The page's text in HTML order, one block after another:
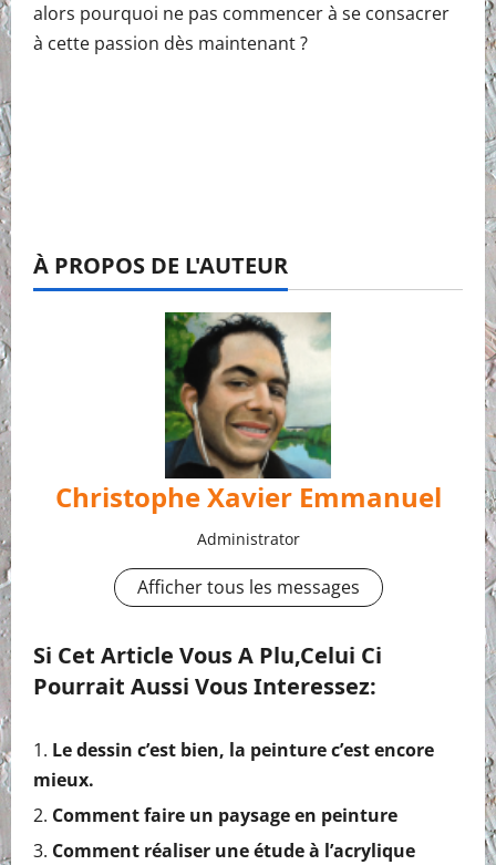
alors pourquoi ne pas commencer à se consacrer
à cette passion dès maintenant ?
À PROPOS DE L'AUTEUR
Christophe Xavier Emmanuel
Administrator
Afficher tous les messages
Si Cet Article Vous A Plu,celui Ci
Pourrait Aussi Vous Interessez:
Le dessin c’est bien, la peinture c’est encore
mieux.
Comment faire un paysage en peinture
Comment réaliser une étude à l’acrylique